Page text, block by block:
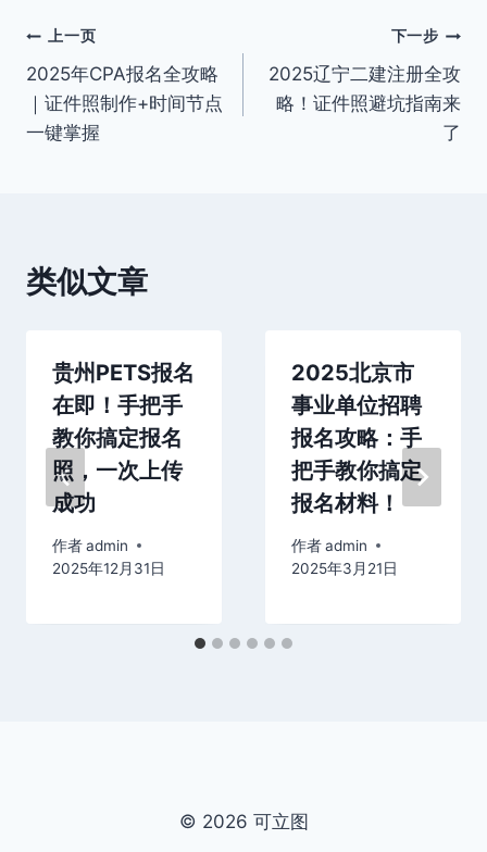
文
章
导
上一页
2025年CPA报名全攻略
｜证件照制作+时间节点
一键掌握
下一步
2025辽宁二建注册全攻
略！证件照避坑指南来
了
类似文章
贵州PETS报名
在即！手把手
教你搞定报名
照，一次上传
成功
作者admin
2025年12月31日
2025北京市
事业单位招聘
报名攻略：手
把手教你搞定
报名材料！
作者admin
2025年3月21日
© 2026 可立图